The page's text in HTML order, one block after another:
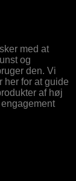
med at
og
den. Vi
her for at guide
af høj